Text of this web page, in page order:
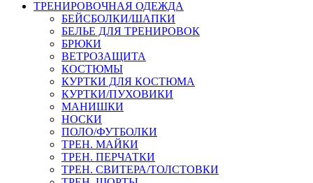
ТРЕНИРОВОЧНАЯ ОДЕЖДА
БЕЙСБОЛКИ/ШАПКИ
БЕЛЬЕ ДЛЯ ТРЕНИРОВОК
БРЮКИ
ВЕТРОЗАЩИТА
КОСТЮМЫ
КУРТКИ ДЛЯ КОСТЮМА
КУРТКИ/ПУХОВИКИ
МАНИШКИ
НОСКИ
ПОЛО/ФУТБОЛКИ
ТРЕН. МАЙКИ
ТРЕН. ПЕРЧАТКИ
ТРЕН. СВИТЕРА/ТОЛСТОВКИ